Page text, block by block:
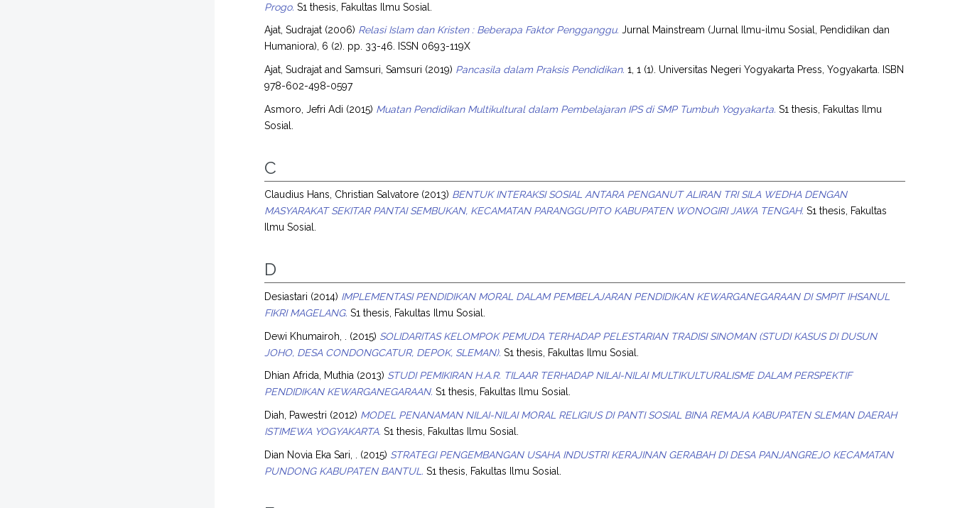
Progo. S1 thesis, Fakultas Ilmu Sosial.
Ajat, Sudrajat (2006) Relasi Islam dan Kristen : Beberapa Faktor Pengganggu. Jurnal Mainstream (Jurnal Ilmu-ilmu Sosial, Pendidikan dan
Humaniora), 6 (2). pp. 33-46. ISSN 0693-119X
Ajat, Sudrajat andSamsuri, Samsuri (2019) Pancasila dalam Praksis Pendidikan. 1, 1 (1). Universitas Negeri Yogyakarta Press, Yogyakarta. ISBN
978-602-498-0597
Asmoro, Jefri Adi (2015) Muatan Pendidikan Multikultural dalam Pembelajaran IPS di SMP Tumbuh Yogyakarta. S1 thesis, Fakultas Ilmu
Sosial.
C
Claudius Hans, Christian Salvatore (2013) BENTUK INTERAKSI SOSIAL ANTARA PENGANUT ALIRAN TRI SILA WEDHA DENGAN
MASYARAKAT SEKITAR PANTAI SEMBUKAN, KECAMATAN PARANGGUPITO KABUPATEN WONOGIRI JAWA TENGAH. S1 thesis, Fakultas
Ilmu Sosial.
D
Desiastari (2014) IMPLEMENTASI PENDIDIKAN MORAL DALAM PEMBELAJARAN PENDIDIKAN KEWARGANEGARAAN DI SMPIT IHSANUL
FIKRI MAGELANG. S1 thesis, Fakultas Ilmu Sosial.
Dewi Khumairoh, . (2015) SOLIDARITAS KELOMPOK PEMUDA TERHADAP PELESTARIAN TRADISI SINOMAN (STUDI KASUS DI DUSUN
JOHO, DESA CONDONGCATUR, DEPOK, SLEMAN). S1 thesis, Fakultas Ilmu Sosial.
Dhian Afrida, Muthia (2013) STUDI PEMIKIRAN H.A.R. TILAAR TERHADAP NILAI-NILAI MULTIKULTURALISME DALAM PERSPEKTIF
PENDIDIKAN KEWARGANEGARAAN. S1 thesis, Fakultas Ilmu Sosial.
Diah, Pawestri (2012) MODEL PENANAMAN NILAI-NILAI MORAL RELIGIUS DI PANTI SOSIAL BINA REMAJA KABUPATEN SLEMAN DAERAH
ISTIMEWA YOGYAKARTA. S1 thesis, Fakultas Ilmu Sosial.
Dian Novia Eka Sari, . (2015) STRATEGI PENGEMBANGAN USAHA INDUSTRI KERAJINAN GERABAH DI DESA PANJANGREJO KECAMATAN
PUNDONG KABUPATEN BANTUL. S1 thesis, Fakultas Ilmu Sosial.